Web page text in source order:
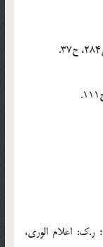
10. كمال الدين و تمام النعمة، ج2، ص653، ح17؛ ر.ك: اعلام الوري،